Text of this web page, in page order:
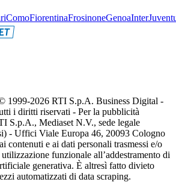
ComoFiorentinaFrosinoneGenoaInter
1999-2026 RTI S.p.A. Business Digital -
i diritti riservati - Per la pubblicità
S.p.A., Mediaset N.V., sede legale
- Uffici Viale Europa 46, 20093 Cologno
contenuti e ai dati personali trasmessi e/o
funzionale all’addestramento di
generativa. È altresì fatto divieto
automatizzati di data scraping.